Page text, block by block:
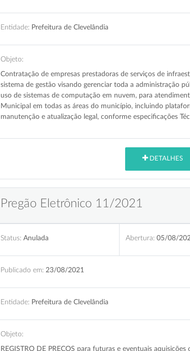
Entidade: Prefeitura de Clevelândia
Objeto:
Contratação de empresas prestadoras de serviços de
sistema de gestão visando gerenciar toda a administração
uso de sistemas de computação em nuvem, para
Municipal em todas as áreas do município, incluindo
manutenção e atualização legal, conforme especificações
DETALHES
Pregão Eletrônico 11/2021
Status: Anulada Abertura: 05/08/
Publicado em: 23/08/2021
Entidade: Prefeitura de Clevelândia
Objeto:
REGISTRO DE PREÇOS para futuras e eventuais